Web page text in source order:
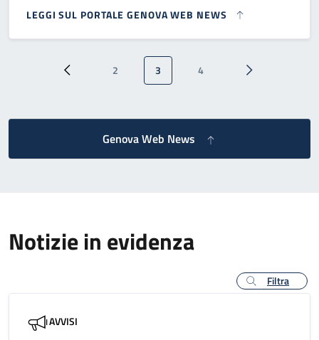
LEGGI SUL PORTALE GENOVA WEB NEWS
Paginazione
Pagina precedente
Pagina
2 Pagina attuale
3 Pagina
4 Pagina
Genova Web News
Notizie in evidenza
Filtra
AVVISI